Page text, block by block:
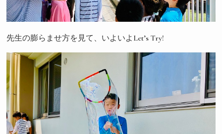
先生の膨らませ方を見て、いよいよLet’s Try!